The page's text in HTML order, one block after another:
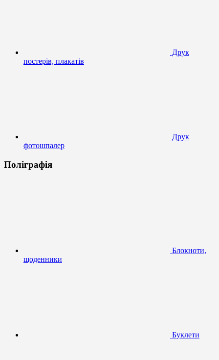
Друк
постерів, плакатів
Друк
фотошпалер
Поліграфія
Блокноти,
щоденники
Буклети